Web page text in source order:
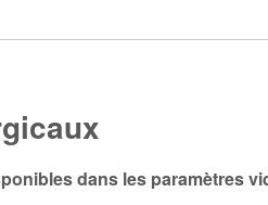
dans les paramètres